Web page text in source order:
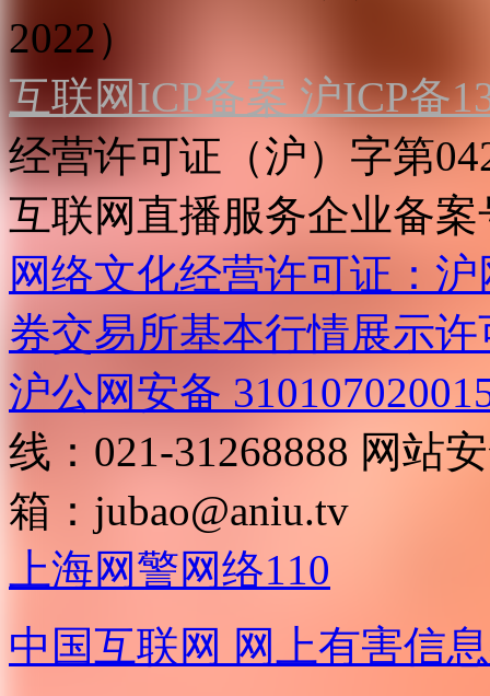
2022）
互联网ICP备案 沪ICP备
经营许可证（沪）字第
互联网直播服务企业备案
网络文化经营许可证：
券交易所基本行情展示许
沪公网安备
线：021-31268888 网站
箱： jubao@aniu.tv
上海网警网络110
中国互联网 网上有害信